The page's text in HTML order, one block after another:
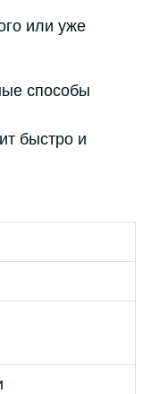
или уже
способы
быстро и